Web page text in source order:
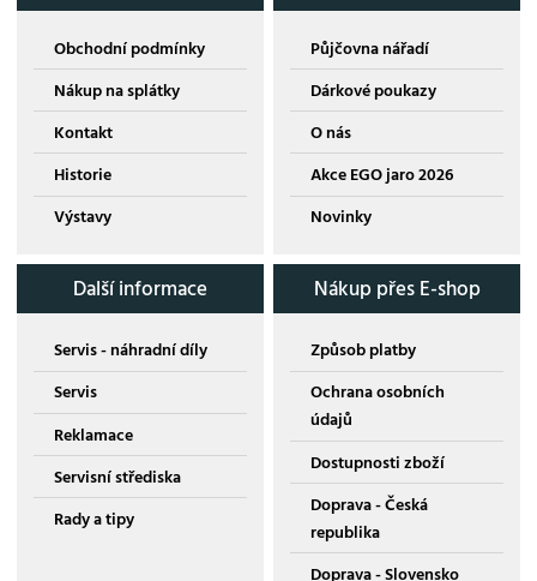
Obchodní podmínky
Nákup na splátky
Kontakt
Historie
Výstavy
Půjčovna nářadí
Dárkové poukazy
O nás
Akce EGO jaro 2026
Novinky
Další informace
Servis - náhradní díly
Servis
Reklamace
Servisní střediska
Rady a tipy
Nákup přes E-shop
Způsob platby
Ochrana osobních
údajů
Dostupnosti zboží
Doprava - Česká
republika
Doprava - Slovensko